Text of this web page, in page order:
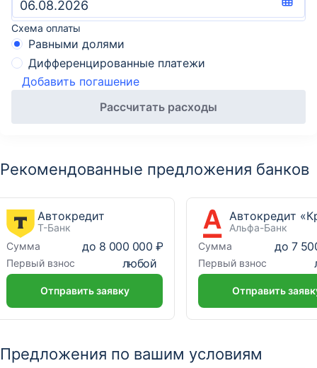
Схема оплаты
Равными долями
Дифференцированные платежи
Добавить погашение
Рассчитать расходы
Рекомендованные предложения банков
Автокредит
Т-Банк
Сумма
до 8 000 000 ₽
Первый взнос любой
Отправить заявку
Альфа-Банк
Сумма
до 7
Первый взнос
Отправить
Предложения по вашим условиям